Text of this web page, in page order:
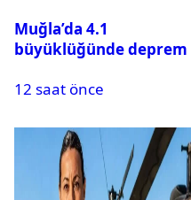
Muğla’da 4.1
büyüklüğünde deprem
12 saat önce